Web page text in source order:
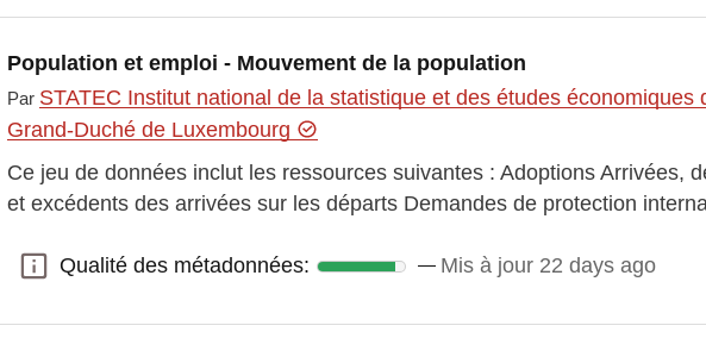
Population et emploi - Mouvement de la population
Par STATEC Institut national de la statistique et des études économiques
Grand-Duché de Luxembourg
Ce jeu de données inclut les ressources suivantes : Adoptions Arrivées,
et excédents des arrivées sur les départs Demandes de protection
Qualité des métadonnées:
Qualité des métadonnées: Mis à jour 22 days ago